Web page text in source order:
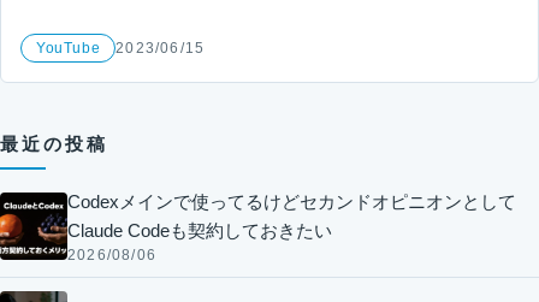
YouTube 2023/06/15
最近の投稿
Codexメインで使ってるけどセカンドオピニオンとして
Claude Codeも契約しておきたい
2026/08/06